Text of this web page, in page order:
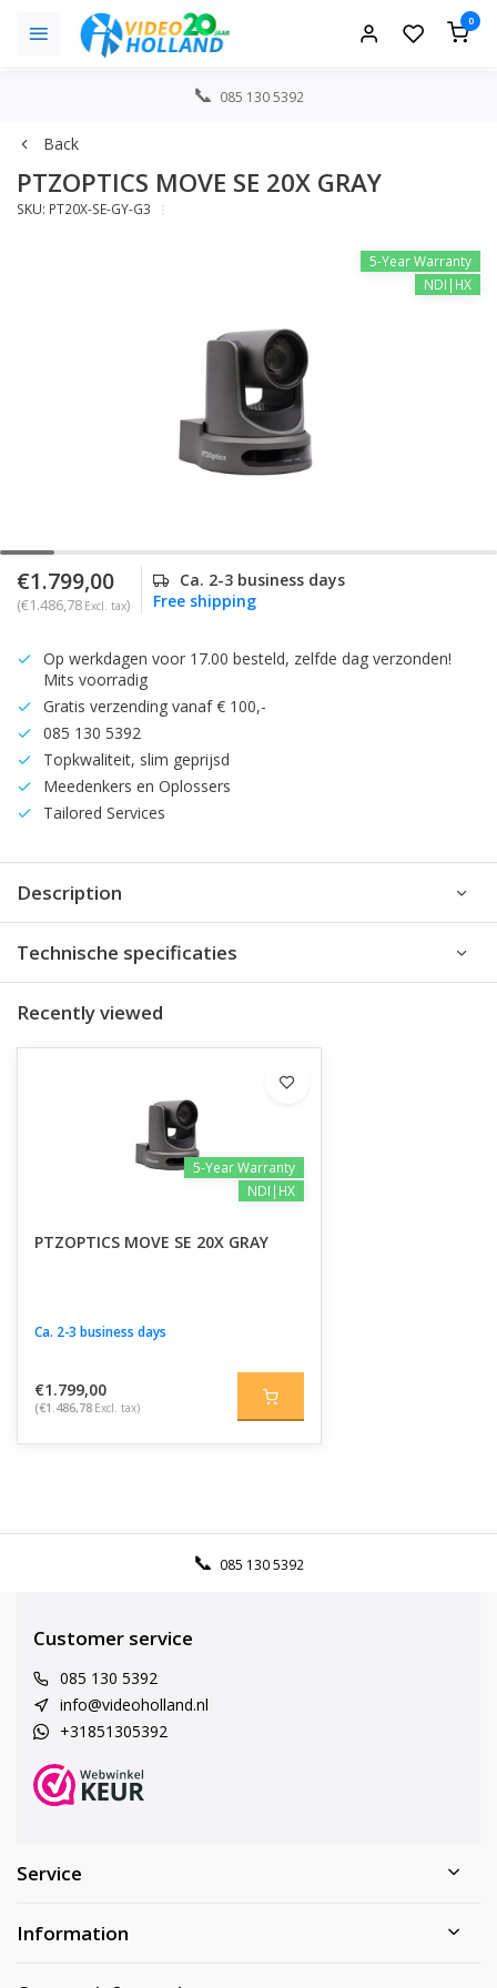
0
085 130 5392
Back
PTZOPTICS MOVE SE 20X GRAY
SKU: PT20X-SE-GY-G3
5-Year Warranty
NDI|HX
€1.799,00
(€1.486,78 Excl. tax)
Ca. 2-3 business days
Free shipping
Op werkdagen voor 17.00 besteld, zelfde dag verzonden!
Mits voorradig
Gratis verzending vanaf € 100,-
085 130 5392
Topkwaliteit, slim geprijsd
Meedenkers en Oplossers
Tailored Services
Description
Technische specificaties
Recently viewed
5-Year Warranty
NDI|HX
PTZOPTICS MOVE SE 20X GRAY
Ca. 2-3 business days
€1.799,00
(€1.486,78 Excl. tax)
085 130 5392
Customer service
085 130 5392
info@videoholland.nl
+31851305392
Service
Information